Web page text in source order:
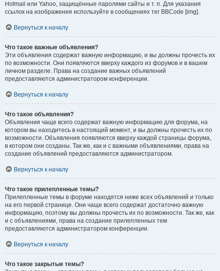
Hotmail или Yahoo, защищённые паролями сайты и т. п. Для указания
ссылок на изображения используйте в сообщениях тег BBCode [img].
Вернуться к началу
Что такое важные объявления?
Эти объявления содержат важную информацию, и вы должны прочесть их
по возможности. Они появляются вверху каждого из форумов и в вашем
личном разделе. Права на создание важных объявлений
предоставляются администратором конференции.
Вернуться к началу
Что такое объявления?
Объявления чаще всего содержат важную информацию для форума, на
котором вы находитесь в настоящий момент, и вы должны прочесть их по
возможности. Объявления появляются вверху каждой страницы форума,
в котором они созданы. Так же, как и с важными объявлениями, права на
создание объявлений предоставляются администратором.
Вернуться к началу
Что такое прилепленные темы?
Прилепленные темы в форуме находятся ниже всех объявлений и только
на его первой странице. Они чаще всего содержат достаточно важную
информацию, поэтому вы должны прочесть их по возможности. Так же, как
и с объявлениями, права на создание прилепленных тем
предоставляются администратором конференции.
Вернуться к началу
Что такое закрытые темы?